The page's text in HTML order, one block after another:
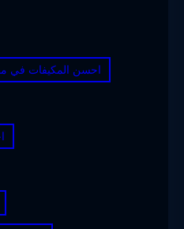
احسن المكيفات في